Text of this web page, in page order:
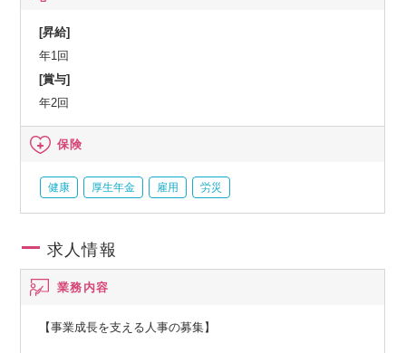
[昇給]
年1回
[賞与]
年2回
保険
健康 厚生年金 雇用 労災
求人情報
業務内容
【事業成長を支える人事の募集】